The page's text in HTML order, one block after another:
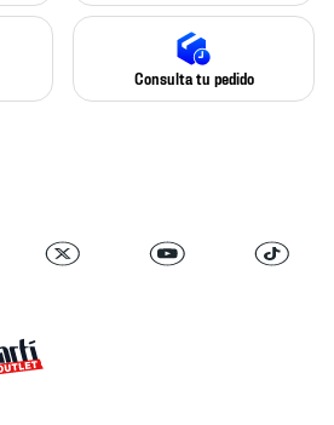
Consulta tu pedido